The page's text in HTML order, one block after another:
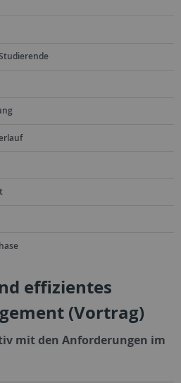
effizientes
(Vortrag)
mit den Anforderungen im